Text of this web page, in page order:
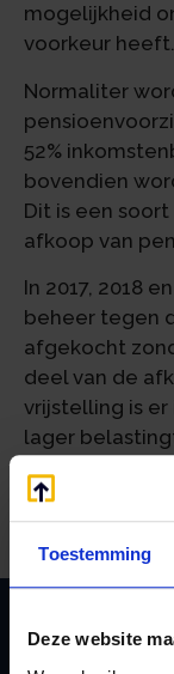
Toestemming
Deze website
mogelijkheid
voorkeur heeft.
Normaliter
52%
bovendien
Dit is een
afkoop van
In 2017, 2018
beheer tegen
afgekocht
deel van de
vrijstelling is
lager
afkoop
volledig